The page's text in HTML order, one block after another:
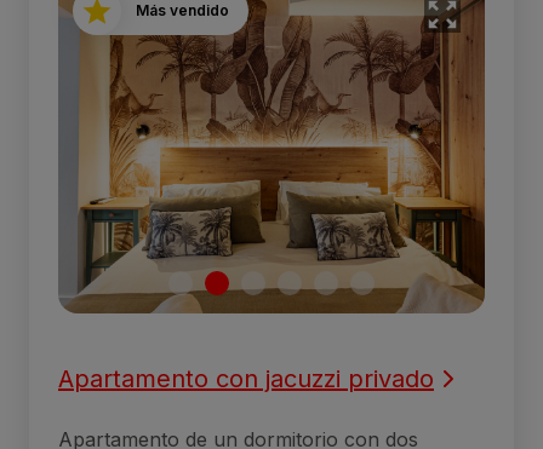
Más vendido
Apartamento con jacuzzi privado
Apartamento de un dormitorio con dos